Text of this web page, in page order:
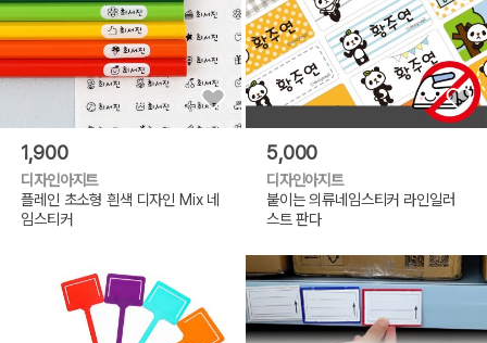
1,900
디자인아지트
플레인 초소형 흰색 디자인 Mix 네
임스티커
5,000
디자인아지트
붙이는 의류네임스티커 라인일러
스트 판다